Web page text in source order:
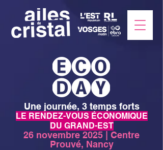
Une journée, 3 temps forts
LE RENDEZ-VOUS ÉCONOMIQUE
DU GRAND-EST
26 novembre 2025 | Centre
Prouvé, Nancy